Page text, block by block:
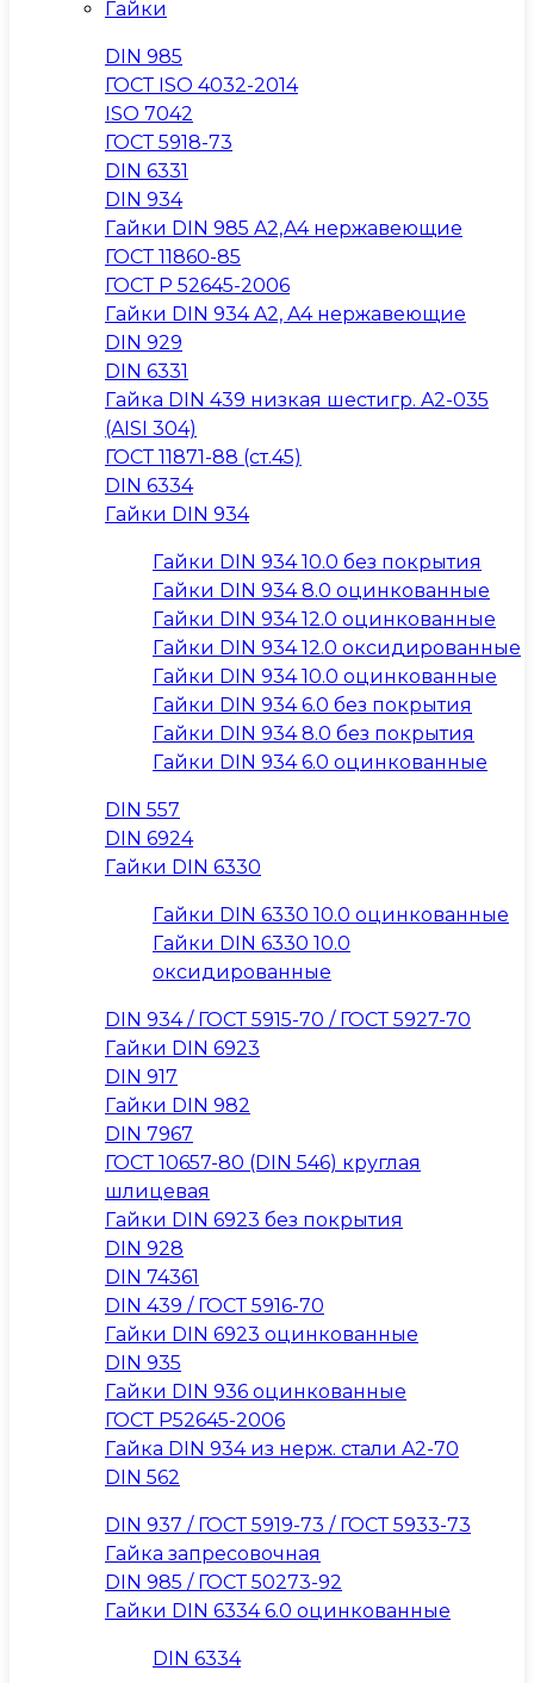
Гайки
DIN 985
ГОСТ ISO 4032-2014
ISO 7042
ГОСТ 5918-73
DIN 6331
DIN 934
Гайки DIN 985 A2,A4 нержавеющие
ГОСТ 11860-85
ГОСТ Р 52645-2006
Гайки DIN 934 A2, A4 нержавеющие
DIN 929
DIN 6331
Гайка DIN 439 низкая шестигр. A2-035
(AISI 304)
ГОСТ 11871-88 (ст.45)
DIN 6334
Гайки DIN 934
Гайки DIN 934 10.0 без покрытия
Гайки DIN 934 8.0 оцинкованные
Гайки DIN 934 12.0 оцинкованные
Гайки DIN 934 12.0 оксидированные
Гайки DIN 934 10.0 оцинкованные
Гайки DIN 934 6.0 без покрытия
Гайки DIN 934 8.0 без покрытия
Гайки DIN 934 6.0 оцинкованные
DIN 557
DIN 6924
Гайки DIN 6330
Гайки DIN 6330 10.0 оцинкованные
Гайки DIN 6330 10.0
оксидированные
DIN 934 / ГОСТ 5915-70 / ГОСТ 5927-70
Гайки DIN 6923
DIN 917
Гайки DIN 982
DIN 7967
ГОСТ 10657-80 (DIN 546) круглая
шлицевая
Гайки DIN 6923 без покрытия
DIN 928
DIN 74361
DIN 439 / ГОСТ 5916-70
Гайки DIN 6923 оцинкованные
DIN 935
Гайки DIN 936 оцинкованные
ГОСТ Р52645-2006
Гайка DIN 934 из нерж. стали A2-70
DIN 562
DIN 937 / ГОСТ 5919-73 / ГОСТ 5933-73
Гайка запресовочная
DIN 985 / ГОСТ 50273-92
Гайки DIN 6334 6.0 оцинкованные
DIN 6334